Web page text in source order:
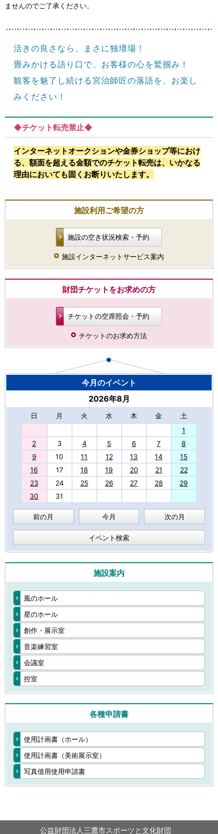
ませんのでご了承ください。
活きの良さなら、まさに独壇場！
畳みかける語り口で、お客様の心を鷲掴み！
観客を魅了し続ける宮治師匠の落語を、お楽し
みください！
◆チケット転売禁止◆
インターネットオークションや金券ショップ等におけ
る、額面を超える金額でのチケット転売は、いかなる
理由においても固くお断りいたします。
施設利用ご希望の方
施設の空き状況検索・予約
施設インターネットサービス案内
財団チケットをお求めの方
チケットの空席照会・予約
チケットのお求め方法
今月のイベント
2026年8月
日 月 火 水 木 金
土
1
2
3 4 5 6 7
8
9
10 11 12 13 14
15
16
17 18 19 20 21
22
23
24 25 26 27 28
29
30
31
前の月 今月 次の月
イベント検索
施設案内
風のホール
星のホール
創作・展示室
音楽練習室
会議室
控室
各種申請書
使用計画書（ホール）
使用計画書（美術展示室）
写真借用使用申請書
公益財団法人三鷹市スポーツと文化財団